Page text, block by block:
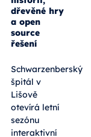
dřevěné hry
a open
source
řešení
Schwarzenberský
špitál v
Lišově
otevírá letní
sezónu
interaktivní